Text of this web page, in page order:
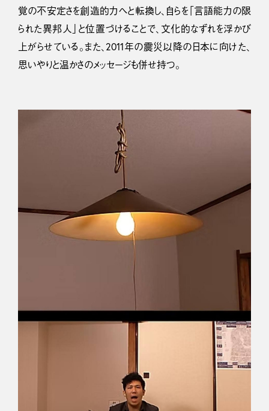
覚の不安定さを創造的力へと転換し、自らを「言語能力の限
られた異邦人」と位置づけることで、文化的なずれを浮かび
上がらせている。また、2011年の震災以降の日本に向けた、
思いやりと温かさのメッセージも併せ持つ。